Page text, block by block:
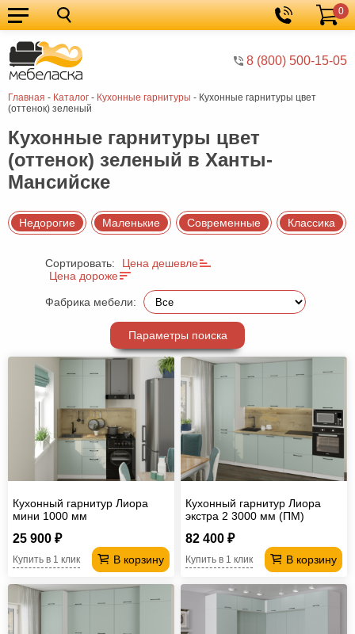
8 (800) 500-15-05
Корзина
0
Главная - Каталог - Кухонные гарнитуры - Кухонные гарнитуры цвет
(оттенок) зеленый
Кухонные
гарнитуры
Мебель
для
кухни
Мебель
для
спальни
Кровати
Шкафы
Диваны
Мягкая
мебель
Детская
гостиную
Офисная
мебель
Столы
компьютер
Мебель
Кресла-
из
ротанга
Садовая
мебель
Косметологическое
оборудование
Кухонные гарнитуры цвет
(оттенок) зеленый в Ханты-
Мансийске
Недорогие Маленькие Современные Классика
Сортировать:
Цена дешевле
Цена дороже
Фабрика мебели:
Параметры поиска
Кухонный гарнитур Лиора
мини 1000 мм
25 900 ₽
В корзину
Купить в 1 клик
Кухонный гарнитур Лиора
экстра 2 3000 мм (ПМ)
82 400 ₽
В корзину
Купить в 1 клик